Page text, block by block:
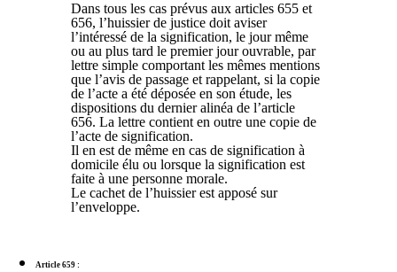
Dans tous les cas prévus aux articles 655 et
656, l’huissier de justice doit aviser
l’intéressé de la signification, le jour même
ou au plus tard le premier jour ouvrable, par
lettre simple comportant les mêmes mentions
que l’avis de passage et rappelant, si la copie
de l’acte a été déposée en son étude, les
dispositions du dernier alinéa de l’article
656. La lettre contient en outre une copie de
l’acte de signification.
Il en est de même en cas de signification à
domicile élu ou lorsque la signification est
faite à une personne morale.
Le cachet de l’huissier est apposé sur
l’enveloppe.
Article 659 :